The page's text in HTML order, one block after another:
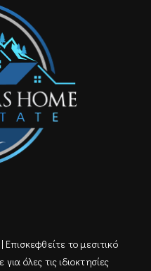
τo μεσιτικό
όλες τις ιδιοκτησίες